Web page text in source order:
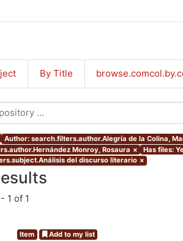
By Title
Author: search.filters.author.Alegría de la Colina,
Monroy, Rosaura × Has files:
del discurso literario ×
1 of 1
Item Add to my list